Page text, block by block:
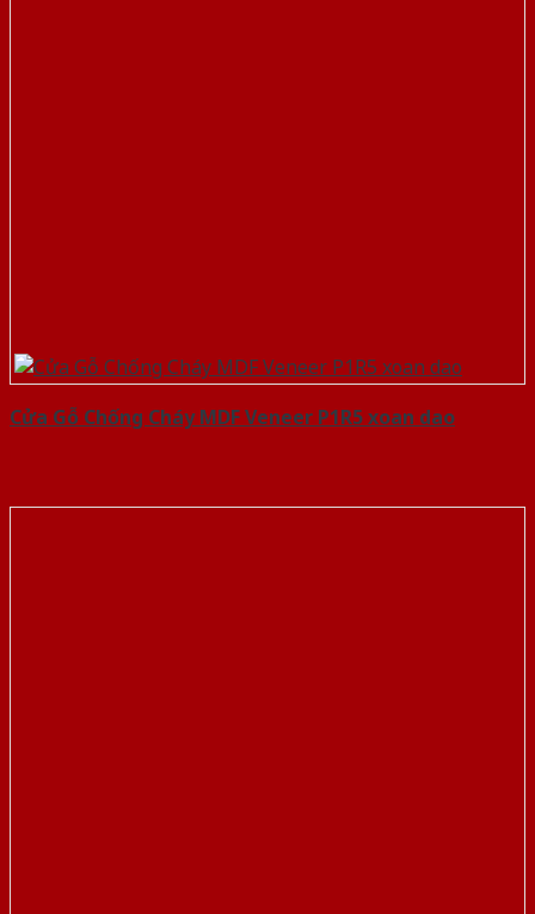
Cửa Gỗ Chống Cháy MDF Veneer P1R5 xoan dao